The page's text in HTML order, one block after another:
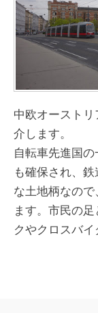
中欧オースト
介します。
自転車先進国
も確保され、
な土地柄なの
ます。市民の
クやクロスバイ